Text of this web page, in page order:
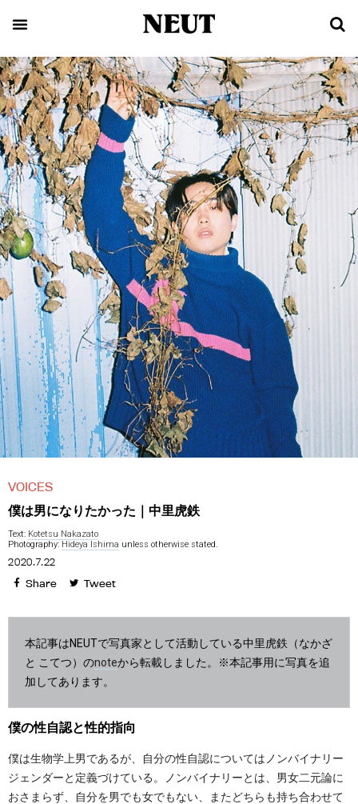
VOICES
僕は男になりたかった｜中里虎鉄
Text: Kotetsu Nakazato
Photography: Hideya Ishima unless otherwise stated.
2020.7.22
Share Tweet
本記事はNEUTで写真家として活動している中里虎鉄（なかざ
と こてつ）のnoteから転載しました。※本記事用に写真を追
加してあります。
僕の性自認と性的指向
僕は生物学上男であるが、自分の性自認についてはノンバイナリー
ジェンダーと定義づけている。ノンバイナリーとは、男女二元論に
おさまらず、自分を男でも女でもない、またどちらも持ち合わせて